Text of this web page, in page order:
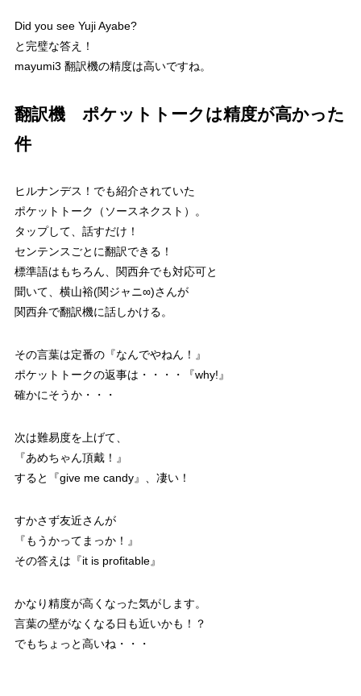
Did you see Yuji Ayabe?
と完璧な答え！
mayumi3 翻訳機の精度は高いですね。
翻訳機 ポケットトークは精度が高かった
件
ヒルナンデス！でも紹介されていた
ポケットトーク（ソースネクスト）。
タップして、話すだけ！
センテンスごとに翻訳できる！
標準語はもちろん、関西弁でも対応可と
聞いて、横山裕(関ジャニ∞)さんが
関西弁で翻訳機に話しかける。
その言葉は定番の『なんでやねん！』
ポケットトークの返事は・・・・
『why!』
確かにそうか・・・
次は難易度を上げて、
『あめちゃん頂戴！』
すると
『give me candy』 、凄い！
すかさず友近さんが
『もうかってまっか！』
その答えは 『it is profitable』
かなり精度が高くなった気がします。
言葉の壁がなくなる日も近いかも！？
でもちょっと高いね・・・